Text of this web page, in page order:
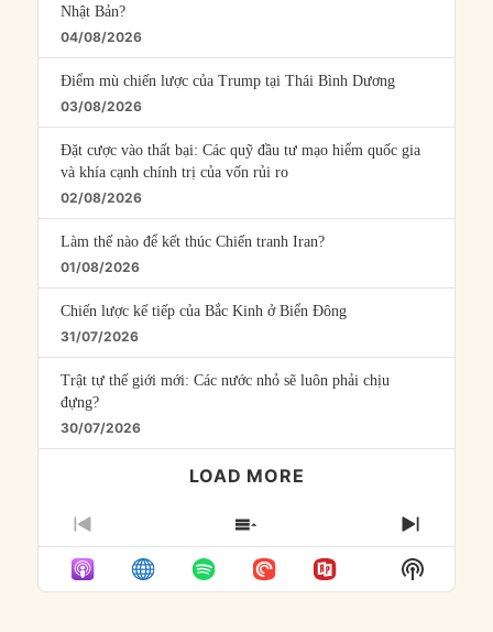
Nhật Bản?
04/08/2026
Điểm mù chiến lược của Trump tại Thái Bình Dương
03/08/2026
Đặt cược vào thất bại: Các quỹ đầu tư mạo hiểm quốc gia
và khía cạnh chính trị của vốn rủi ro
02/08/2026
Làm thế nào để kết thúc Chiến tranh Iran?
01/08/2026
Chiến lược kế tiếp của Bắc Kinh ở Biển Đông
31/07/2026
Trật tự thế giới mới: Các nước nhỏ sẽ luôn phải chịu
đựng?
30/07/2026
LOAD MORE
PREVIOUS
EPISODE
SHOW
EPISODES
LIST
NEXT
Show
Podcast